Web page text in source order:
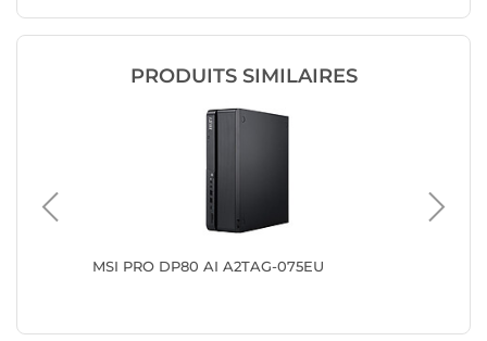
PRODUITS SIMILAIRES
MSI PRO DP80 AI A2TAG-075EU